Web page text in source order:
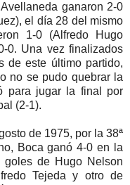
ganaron 2-0
el día 28 del mismo
1-0 (Alfredo Hugo
0. Una vez finalizados
de este último partido,
no se pudo quebrar la
para jugar la final por
(2-1).
de 1975, por la 38ª
Boca ganó 4-0 en la
goles de Hugo Nelson
Tejeda y otro de